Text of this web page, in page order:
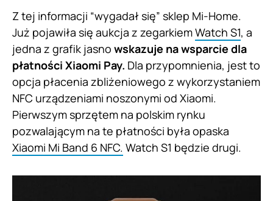
Z tej informacji “wygadał się” sklep Mi-Home.
Już pojawiła się aukcja z zegarkiemWatch S1, a
jedna z grafik jasno wskazuje na wsparcie dla
płatności Xiaomi Pay. Dla przypomnienia, jest to
opcja płacenia zbliżeniowego z wykorzystaniem
NFC urządzeniami noszonymi od Xiaomi.
Pierwszym sprzętem na polskim rynku
pozwalającym na te płatności była opaska
Xiaomi Mi Band 6 NFC. Watch S1 będzie drugi.